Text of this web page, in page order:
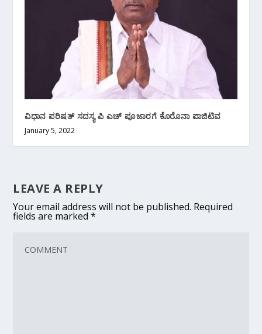
ವಿಧಾನ ಪರಿಷತ್ ಸದಸ್ಯ ಪಿ ಎಚ್ ಪೂಜಾರಗೆ ಕೊರೊನಾ ಪಾಜಿಟಿವ
January 5, 2022
LEAVE A REPLY
Your email address will not be published. Required
fields are marked*